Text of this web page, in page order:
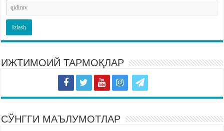
ИЖТИМОИЙ ТАРМОҚЛАР
СЎНГГИ МАЪЛУМОТЛАР